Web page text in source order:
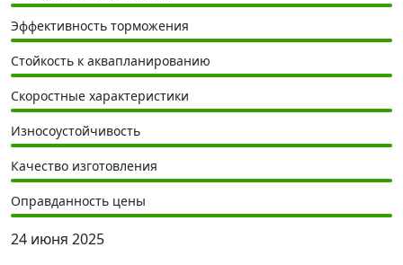
Эффективность торможения
Стойкость к аквапланированию
Скоростные характеристики
Износоустойчивость
Качество изготовления
Оправданность цены
24 июня 2025